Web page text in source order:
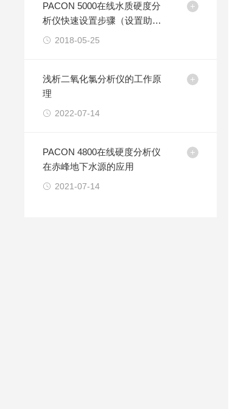
PACON 5000在线水质硬度分
析仪快速设置步骤（设置助
手）2018-05-25
浅析二氧化氯分析仪的工作原
理
2022-07-14
PACON 4800在线硬度分析仪
在赤峰地下水源的应用
2021-07-14